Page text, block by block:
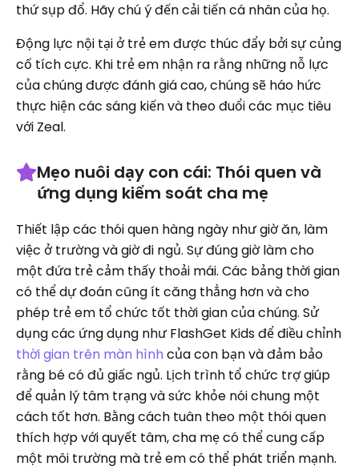
thứ sụp đổ. Hãy chú ý đến cải tiến cá nhân của họ.
Động lực nội tại ở trẻ em được thúc đẩy bởi sự củng
cố tích cực. Khi trẻ em nhận ra rằng những nỗ lực
của chúng được đánh giá cao, chúng sẽ háo hức
thực hiện các sáng kiến và theo đuổi các mục tiêu
với Zeal.
Mẹo nuôi dạy con cái: Thói quen và
ứng dụng kiểm soát cha mẹ
Thiết lập các thói quen hàng ngày như giờ ăn, làm
việc ở trường và giờ đi ngủ. Sự đúng giờ làm cho
một đứa trẻ cảm thấy thoải mái. Các bảng thời gian
có thể dự đoán cũng ít căng thẳng hơn và cho
phép trẻ em tổ chức tốt thời gian của chúng. Sử
dụng các ứng dụng như FlashGet Kids để điều chỉnh
thời gian trên màn hình của con bạn và đảm bảo
rằng bé có đủ giấc ngủ. Lịch trình tổ chức trợ giúp
để quản lý tâm trạng và sức khỏe nói chung một
cách tốt hơn. Bằng cách tuân theo một thói quen
thích hợp với quyết tâm, cha mẹ có thể cung cấp
một môi trường mà trẻ em có thể phát triển mạnh.